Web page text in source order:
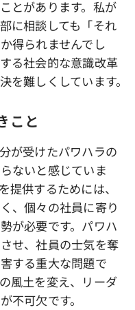
とがあります。私が
に相談しても「それ
得られませんでし
る社会的な意識改革
を難しくしています。
こと
が受けたパワハラの
ないと感じていま
提供するためには、
、個々の社員に寄り
が必要です。パワハ
せ、社員の士気を奪
する重大な問題で
風土を変え、リーダ
不可欠です。